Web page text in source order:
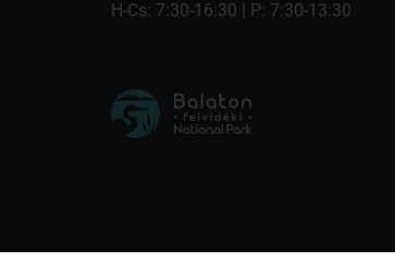
H-Cs: 7:30-16:30 | P: 7:30-13:30